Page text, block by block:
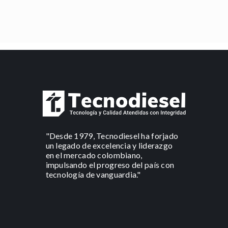
"Desde 1979, Tecnodiesel ha forjado
un legado de excelencia y liderazgo
en el mercado colombiano,
impulsando el progreso del país con
tecnología de vanguardia."